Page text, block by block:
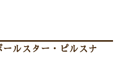
ルスター・ピルスナ